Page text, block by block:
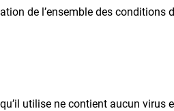
de l’ensemble des conditions
utilise ne contient aucun virus